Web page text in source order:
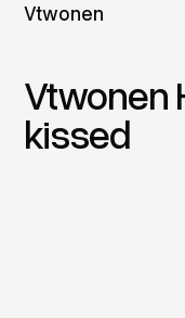
Vtwonen
Vtwonen
kissed